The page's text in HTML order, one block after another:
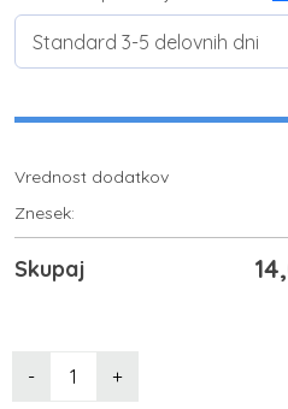
Vrednost dodatkov
Znesek:
Skupaj
- +